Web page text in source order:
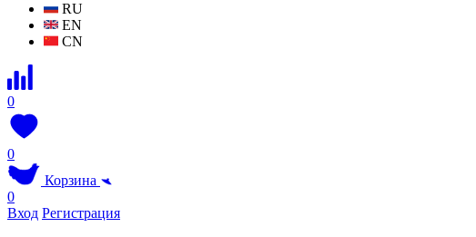
RU
EN
CN
0
0
Корзина
0
Вход Регистрация